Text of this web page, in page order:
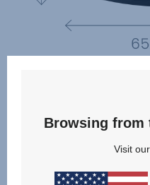
Browsing from
Visit